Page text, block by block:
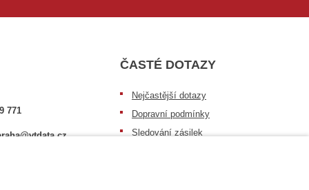
771
ČASTÉ DOTAZY
Nejčastější dotazy
Dopravní podmínky
Sledování zásilek